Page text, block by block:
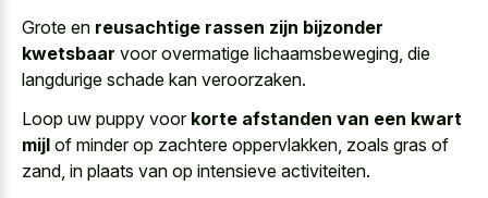
Grote en reusachtige rassen zijn bijzonder
kwetsbaar voor overmatige lichaamsbeweging, die
langdurige schade kan veroorzaken.
Loop uw puppy voor korte afstanden van een kwart
mijl of minder op zachtere oppervlakken, zoals gras of
zand, in plaats van op intensieve activiteiten.